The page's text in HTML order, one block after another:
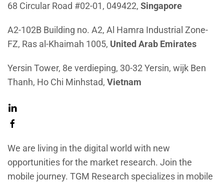
68 Circular Road #02-01, 049422, Singapore
A2-102B Building no. A2, Al Hamra Industrial Zone-
FZ, Ras al-Khaimah 1005, United Arab Emirates
Yersin Tower, 8e verdieping, 30-32 Yersin, wijk Ben
Thanh, Ho Chi Minhstad, Vietnam
We are living in the digital world with new
opportunities for the market research. Join the
mobile journey. TGM Research specializes in mobile